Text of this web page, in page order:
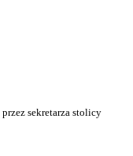
sekretarza stolicy